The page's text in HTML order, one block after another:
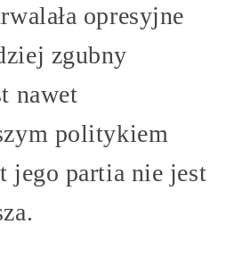
opresyjne
zgubny
nawet
politykiem
jego partia nie jest